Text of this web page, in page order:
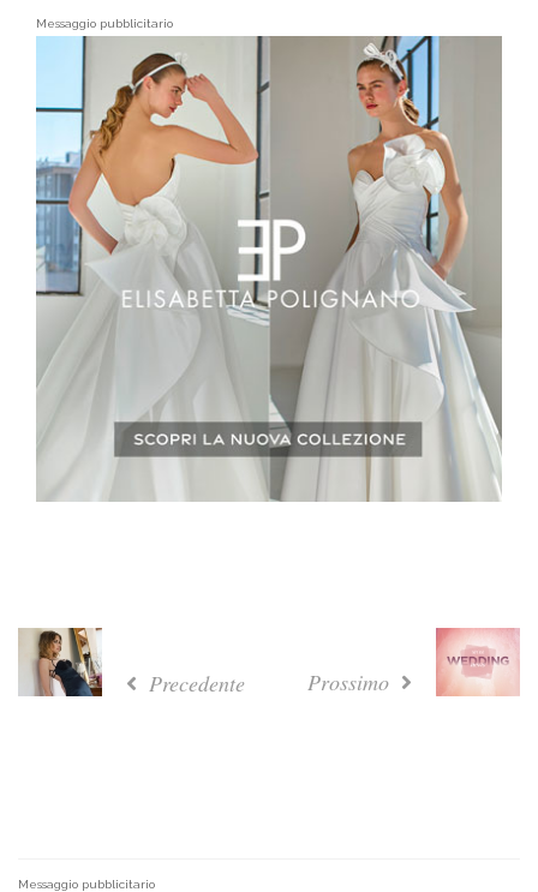
Messaggio pubblicitario
Precedente Prossimo
Messaggio pubblicitario